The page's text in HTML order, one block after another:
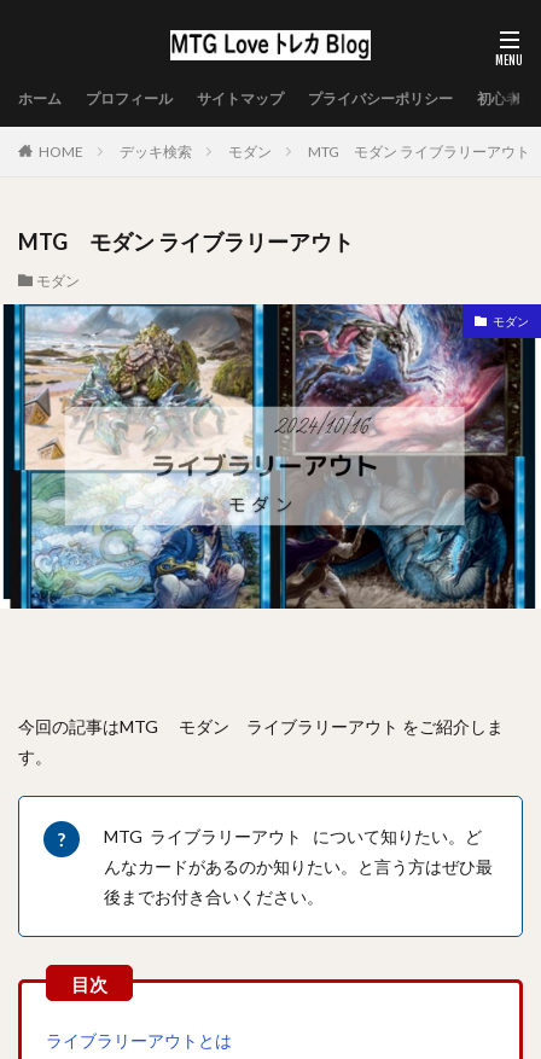
ホーム プロフィール サイトマップ プライバシーポリシー 初心者向
HOME デッキ検索 モダン MTG モダン ライブラリーアウト
MTG モダン ライブラリーアウト
モダン
モダン
今回の記事はMTG モダン ライブラリーアウト をご紹介しま
す。
MTG ライブラリーアウト について知りたい。ど
んなカードがあるのか知りたい。と言う方はぜひ最
後までお付き合いください。
ライブラリーアウトとは